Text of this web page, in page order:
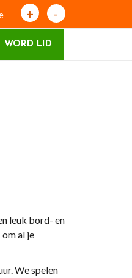
+ -
WORD LID
leuk bord- en
al je
We spelen